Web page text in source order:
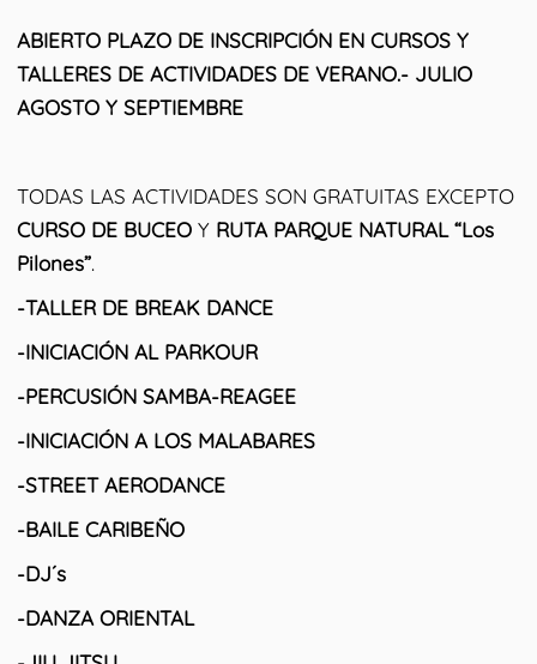
ABIERTO PLAZO DE INSCRIPCIÓN EN CURSOS Y
TALLERES DE ACTIVIDADES DE VERANO.- JULIO
AGOSTO Y SEPTIEMBRE
TODAS LAS ACTIVIDADES SON GRATUITAS EXCEPTO
CURSO DE BUCEOY RUTA PARQUE NATURAL “Los
Pilones”.
-TALLER DE BREAK DANCE
-INICIACIÓN AL PARKOUR
-PERCUSIÓN SAMBA-REAGEE
-INICIACIÓN A LOS MALABARES
-STREET AERODANCE
-BAILE CARIBEÑO
-DJ´s
-DANZA ORIENTAL